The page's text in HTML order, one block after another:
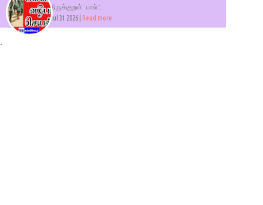
திருக்குறள்: பால் :...
Jul 31 2026 |
Read more